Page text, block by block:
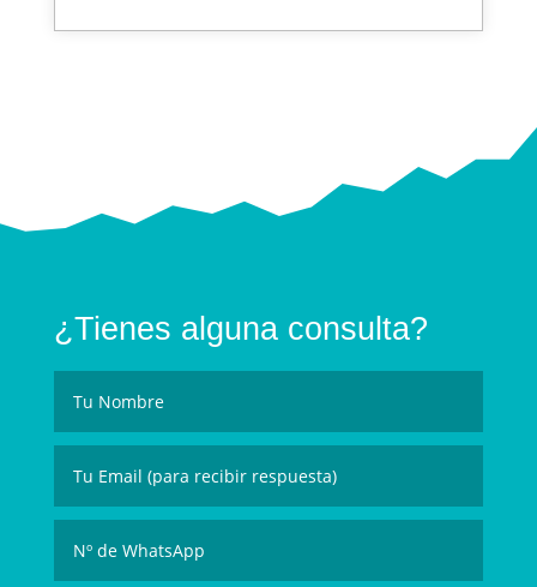
¿Tienes alguna consulta?